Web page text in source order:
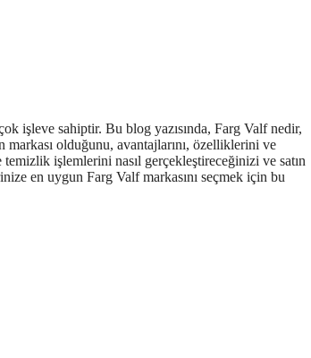
işleve sahiptir. Bu blog yazısında, Farg Valf nedir,
markası olduğunu, avantajlarını, özelliklerini ve
işlemlerini nasıl gerçekleştireceğinizi ve satın
en uygun Farg Valf markasını seçmek için bu